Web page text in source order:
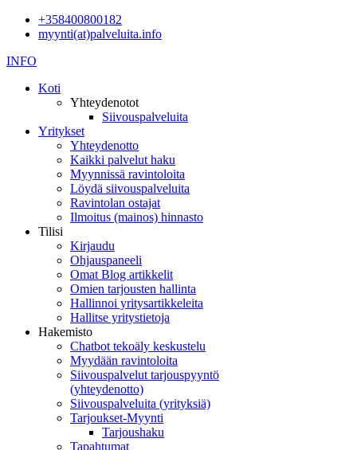
+358400800182
myynti(at)palveluita.info
INFO
Koti
Yhteydenotot
Siivouspalveluita
Yritykset
Yhteydenotto
Kaikki palvelut haku
Myynnissä ravintoloita
Löydä siivouspalveluita
Ravintolan ostajat
Ilmoitus (mainos) hinnasto
Tilisi
Kirjaudu
Ohjauspaneeli
Omat Blog artikkelit
Omien tarjousten hallinta
Hallinnoi yritysartikkeleita
Hallitse yritystietoja
Hakemisto
Chatbot tekoäly keskustelu
Myydään ravintoloita
Siivouspalvelut tarjouspyyntö
(yhteydenotto)
Siivouspalveluita (yrityksiä)
Tarjoukset-Myynti
Tarjoushaku
Tapahtumat